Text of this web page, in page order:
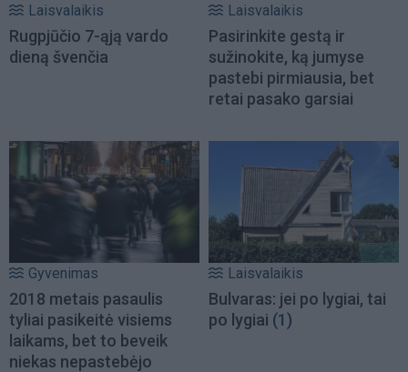
Laisvalaikis
Rugpjūčio 7-ąją vardo
dieną švenčia
Laisvalaikis
Pasirinkite gestą ir
sužinokite, ką jumyse
pastebi pirmiausia, bet
retai pasako garsiai
Gyvenimas
2018 metais pasaulis
tyliai pasikeitė visiems
laikams, bet to beveik
niekas nepastebėjo
Laisvalaikis
Bulvaras: jei po lygiai, tai
po lygiai (1)